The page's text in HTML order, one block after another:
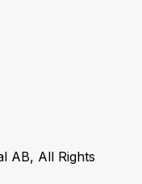
AB, All Rights